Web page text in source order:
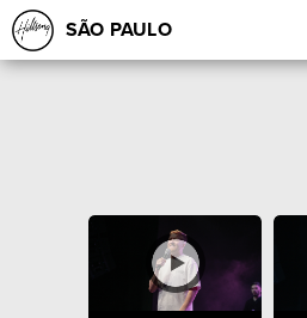
SÃO PAULO